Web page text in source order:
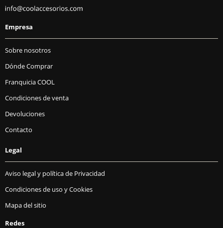
Empresa
Sobre nosotros
Dónde Comprar
Franquicia COOL
Condiciones de venta
Devoluciones
Contacto
Legal
Aviso legal y política de Privacidad
Condiciones de uso y Cookies
Mapa del sitio
Redes